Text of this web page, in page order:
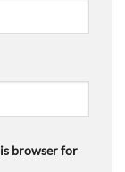
browser for